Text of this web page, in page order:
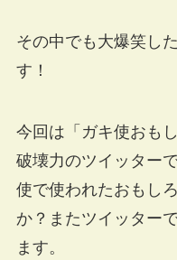
その中でも大爆笑し
す！
今回は「ガキ使おも
破壊力のツイッター
使で使われたおもし
か？またツイッター
ます。